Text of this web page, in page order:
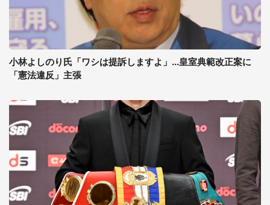
小林よしのり氏「ワシは提訴しますよ」...皇室典範改正案に
「憲法違反」主張